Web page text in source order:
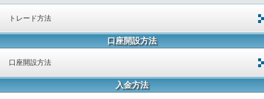
トレード方法
口座開設方法
口座開設方法
入金方法